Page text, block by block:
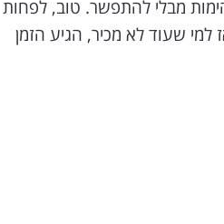
מבלי להתפשר. טוב, לפחות
למי שעוד לא מכיר, הגיע הזמן